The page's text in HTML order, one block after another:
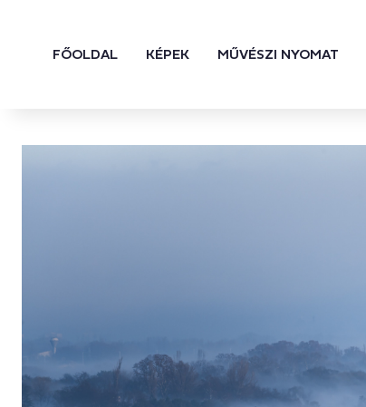
FŐOLDAL KÉPEK MŰVÉSZI NYOMAT